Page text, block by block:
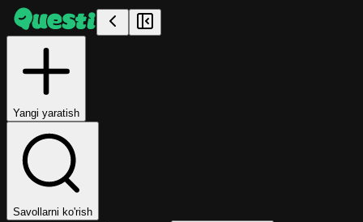
Yangi yaratish
Savollarni ko'rish